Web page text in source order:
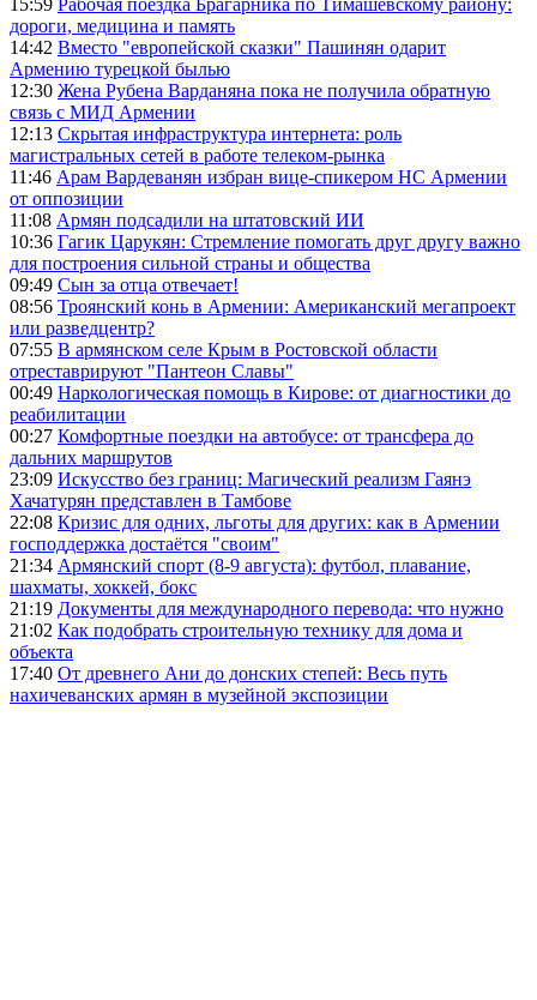
дороги, медицина и память
14:42 Вместо "европейской сказки" Пашинян одарит
Армению турецкой былью
12:30 Жена Рубена Варданяна пока не получила обратную
связь с МИД Армении
12:13 Скрытая инфраструктура интернета: роль
магистральных сетей в работе телеком-рынка
11:46 Арам Вардеванян избран вице-спикером НС Армении
от оппозиции
11:08 Армян подсадили на штатовский ИИ
10:36 Гагик Царукян: Стремление помогать друг другу важно
для построения сильной страны и общества
09:49 Сын за отца отвечает!
08:56 Троянский конь в Армении: Американский мегапроект
или разведцентр?
07:55 В армянском селе Крым в Ростовской области
отреставрируют "Пантеон Славы"
00:49 Наркологическая помощь в Кирове: от диагностики до
реабилитации
00:27 Комфортные поездки на автобусе: от трансфера до
дальних маршрутов
23:09 Искусство без границ: Магический реализм Гаянэ
Хачатурян представлен в Тамбове
22:08 Кризис для одних, льготы для других: как в Армении
господдержка достаётся "своим"
21:34 Армянский спорт (8-9 августа): футбол, плавание,
шахматы, хоккей, бокс
21:19 Документы для международного перевода: что нужно
21:02 Как подобрать строительную технику для дома и
объекта
17:40 От древнего Ани до донских степей: Весь путь
нахичеванских армян в музейной экспозиции